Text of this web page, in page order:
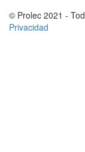
© Prolec 2021 -
Privacidad